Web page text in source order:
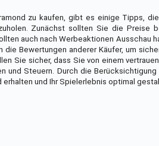
zu kaufen, gibt es einige Tipps,
Zunächst sollten Sie die Preise
auch nach Werbeaktionen Ausschau
Bewertungen anderer Käufer, um
Sie sicher, dass Sie von einem
und Steuern. Durch die
und Ihr Spielerlebnis optimal